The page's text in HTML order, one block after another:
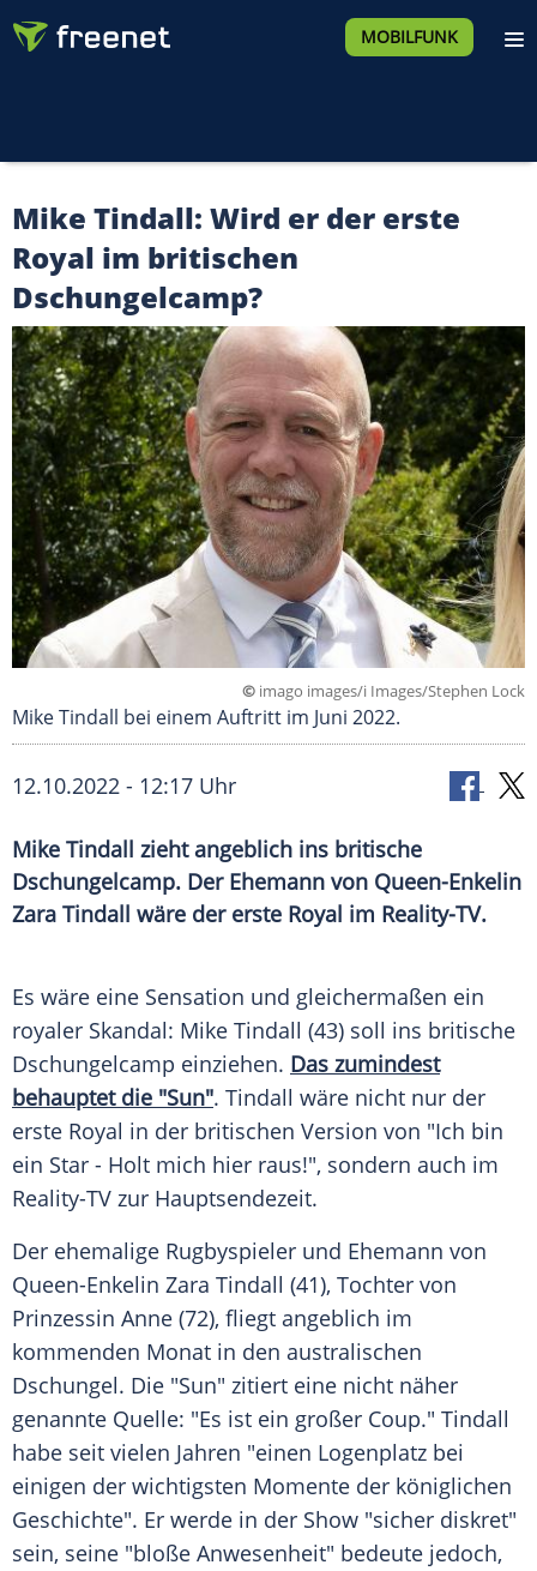
MOBILFUNK
Mike Tindall: Wird er der erste
Royal im britischen
Dschungelcamp?
© imago images/i Images/Stephen Lock
Mike Tindall bei einem Auftritt im Juni 2022.
12.10.2022 - 12:17 Uhr
Mike Tindall zieht angeblich ins britische
Dschungelcamp. Der Ehemann von Queen-Enkelin
Zara Tindall wäre der erste Royal im Reality-TV.
Es wäre eine Sensation und gleichermaßen ein
royaler Skandal: Mike Tindall (43) soll ins britische
Dschungelcamp einziehen. Das zumindest
behauptet die "Sun". Tindall wäre nicht nur der
erste Royal in der britischen Version von "Ich bin
ein Star - Holt mich hier raus!", sondern auch im
Reality-TV zur Hauptsendezeit.
Der ehemalige Rugbyspieler und Ehemann von
Queen-Enkelin Zara Tindall (41), Tochter von
Prinzessin Anne (72), fliegt angeblich im
kommenden Monat in den australischen
Dschungel. Die "Sun" zitiert eine nicht näher
genannte Quelle: "Es ist ein großer Coup." Tindall
habe seit vielen Jahren "einen Logenplatz bei
einigen der wichtigsten Momente der königlichen
Geschichte". Er werde in der Show "sicher diskret"
sein, seine "bloße Anwesenheit" bedeute jedoch,